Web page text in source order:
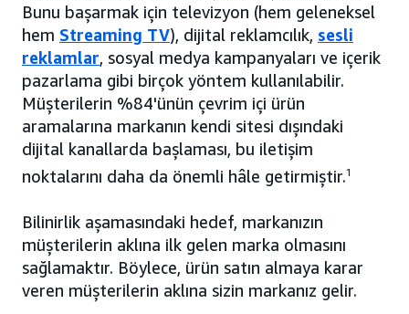
Bunu başarmak için televizyon (hem geleneksel
hem Streaming TV), dijital reklamcılık, sesli
reklamlar, sosyal medya kampanyaları ve içerik
pazarlama gibi birçok yöntem kullanılabilir.
Müşterilerin %84'ünün çevrim içi ürün
aramalarına markanın kendi sitesi dışındaki
dijital kanallarda başlaması, bu iletişim
noktalarını daha da önemli hâle getirmiştir.1
Bilinirlik aşamasındaki hedef, markanızın
müşterilerin aklına ilk gelen marka olmasını
sağlamaktır. Böylece, ürün satın almaya karar
veren müşterilerin aklına sizin markanız gelir.